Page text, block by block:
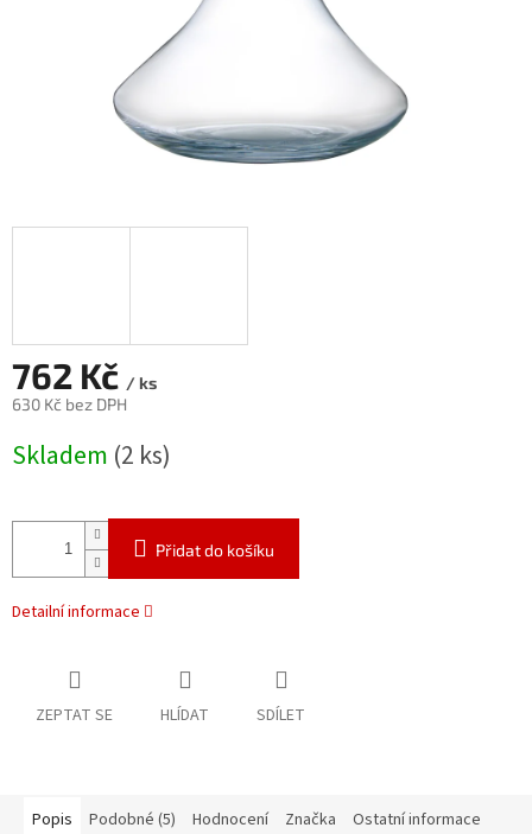
762 Kč / ks
630 Kč bez DPH
cena:
Skladem (2 ks)
Přidat do košíku
Detailní informace
ZEPTAT SE HLÍDAT SDÍLET
Popis Podobné (5) Hodnocení Značka Ostatní informace